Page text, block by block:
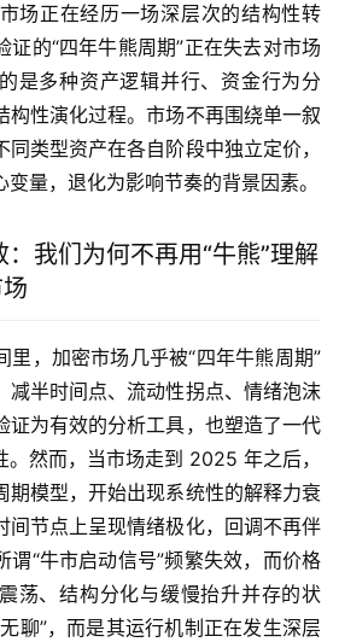
场正在经历一场深层次的结构性转
证的“四年牛熊周期”正在失去对市场
是多种资产逻辑并行、资金行为分
构性演化过程。市场不再围绕单一叙
类型资产在各自阶段中独立定价，
量，退化为影响节奏的背景因素。
我们为何不再用“牛熊”理解
里，加密市场几乎被“四年牛熊周期”
减半时间点、流动性拐点、情绪泡沫
证为有效的分析工具，也塑造了一代
然而，当市场走到 2025 年之后，
期模型，开始出现系统性的解释力衰
间节点上呈现情绪极化，回调不再伴
谓“牛市启动信号”频繁失效，而价格
荡、结构分化与缓慢抬升并存的状
聊”，而是其运行机制正在发生深层